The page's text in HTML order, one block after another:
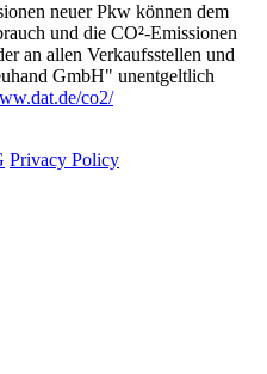
neuer Pkw können dem
und die CO²-Emissionen
an allen Verkaufsstellen und
GmbH" unentgeltlich
co2/
Privacy Policy